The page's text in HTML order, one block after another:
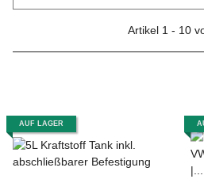
Artikel 1 - 10
AUF LAGER